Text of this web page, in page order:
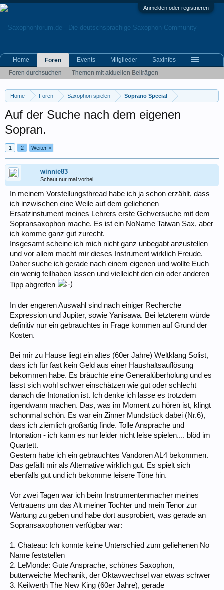
Anmelden oder registrieren
Home Foren Saxophon spielen Soprano Special
Auf der Suche nach dem eigenen
Sopran.
1 2 Weiter >
winnie83
Schaut nur mal vorbei
In meinem Vorstellungsthread habe ich ja schon erzählt, dass
ich inzwischen eine Weile auf dem geliehenen
Ersatzinstument meines Lehrers erste Gehversuche mit dem
Sopransaxophon mache. Es ist ein NoName Taiwan Sax, aber
ich komme ganz gut zurecht.
Insgesamt scheine ich mich nicht ganz unbegabt anzustellen
und vor allem macht mir dieses Instrument wirklich Freude.
Daher suche ich gerade nach einem eigenen und wollte Euch
ein wenig teilhaben lassen und vielleicht den ein oder anderen
Tipp abgreifen
In der engeren Auswahl sind nach einiger Recherche
Expression und Jupiter, sowie Yanisawa. Bei letzterem würde
definitiv nur ein gebrauchtes in Frage kommen auf Grund der
Kosten.
Bei mir zu Hause liegt ein altes (60er Jahre) Weltklang Solist,
dass ich für fast kein Geld aus einer Haushaltsauflösung
bekommen habe. Es bräuchte eine Generalüberholung und es
lässt sich wohl schwer einschätzen wie gut oder schlecht
danach die Intonation ist. Ich denke ich lasse es trotzdem
irgendwann machen. Das, was im Moment zu hören ist, klingt
schonmal schön. Es war ein Zinner Mundstück dabei (Nr.6),
dass ich ziemlich großartig finde. Tolle Ansprache und
Intonation - ich kann es nur leider nicht leise spielen.... blöd im
Quartett.
Gestern habe ich ein gebrauchtes Vandoren AL4 bekommen.
Das gefällt mir als Alternative wirklich gut. Es spielt sich
ebenfalls gut und ich bekomme leisere Töne hin.
Vor zwei Tagen war ich beim Instrumentenmacher meines
Vertrauens um das Alt meiner Tochter und mein Tenor zur
Wartung zu geben und habe dort ausprobiert, was gerade an
Sopransaxophonen verfügbar war:
1. Chateau: Ich konnte keine Unterschied zum geliehenen No
Name feststellen
2. LeMonde: Gute Ansprache, schönes Saxophon,
butterweiche Mechanik, der Oktavwechsel war etwas schwer
3. Keilwerth The New King (60er Jahre), gerade
Home
Foren
Foren durchsuchen
Themen mit aktuellen Beiträgen
Events Mitglieder Saxinfos